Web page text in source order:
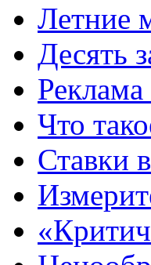
Летние
Десять
Что
Ставки